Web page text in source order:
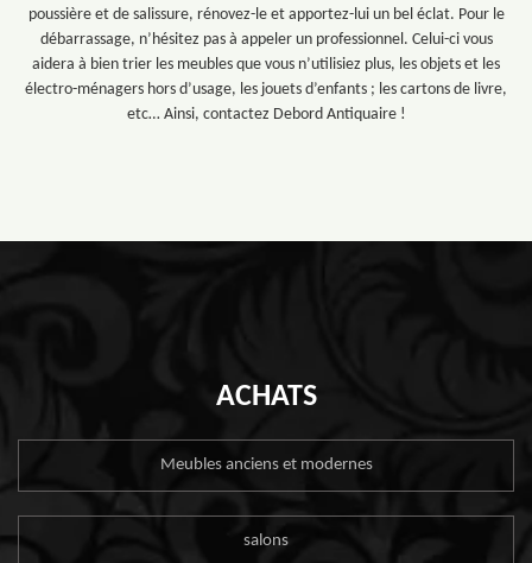
poussière et de salissure, rénovez-le et apportez-lui un bel éclat. Pour le
débarrassage, n’hésitez pas à appeler un professionnel. Celui-ci vous
aidera à bien trier les meubles que vous n’utilisiez plus, les objets et les
électro-ménagers hors d’usage, les jouets d’enfants ; les cartons de livre,
etc… Ainsi, contactez Debord Antiquaire !
ACHATS
Meubles anciens et modernes
salons